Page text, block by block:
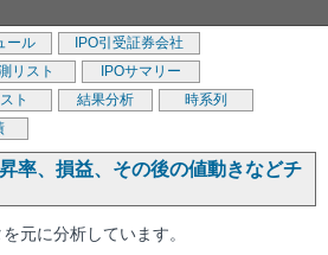
ール
IPO引受証券会社
リスト
IPOサマリー
ト 結果分析
時系列
率、損益、その後の値動きなどチ
元に分析しています。